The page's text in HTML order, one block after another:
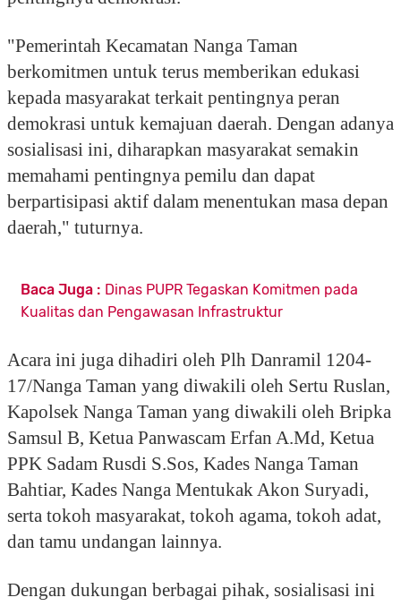
"Pemerintah Kecamatan Nanga Taman
berkomitmen untuk terus memberikan edukasi
kepada masyarakat terkait pentingnya peran
demokrasi untuk kemajuan daerah. Dengan adanya
sosialisasi ini, diharapkan masyarakat semakin
memahami pentingnya pemilu dan dapat
berpartisipasi aktif dalam menentukan masa depan
daerah," tuturnya.
Baca Juga : Dinas PUPR Tegaskan Komitmen pada
Kualitas dan Pengawasan Infrastruktur
Acara ini juga dihadiri oleh Plh Danramil 1204-
17/Nanga Taman yang diwakili oleh Sertu Ruslan,
Kapolsek Nanga Taman yang diwakili oleh Bripka
Samsul B, Ketua Panwascam Erfan A.Md, Ketua
PPK Sadam Rusdi S.Sos, Kades Nanga Taman
Bahtiar, Kades Nanga Mentukak Akon Suryadi,
serta tokoh masyarakat, tokoh agama, tokoh adat,
dan tamu undangan lainnya.
Dengan dukungan berbagai pihak, sosialisasi ini